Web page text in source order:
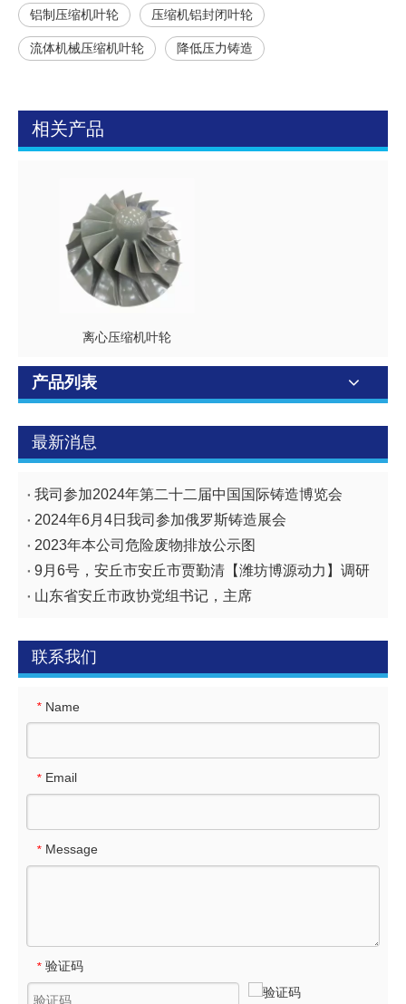
铝制压缩机叶轮 压缩机铝封闭叶轮
流体机械压缩机叶轮 降低压力铸造
相关产品
离心压缩机叶轮
产品列表
最新消息
我司参加2024年第二十二届中国国际铸造博览会
2024年6月4日我司参加俄罗斯铸造展会
2023年本公司危险废物排放公示图
9月6号，安丘市安丘市贾勤清【潍坊博源动力】调研
山东省安丘市政协党组书记，主席
联系我们
* Name
* Email
* Message
* 验证码